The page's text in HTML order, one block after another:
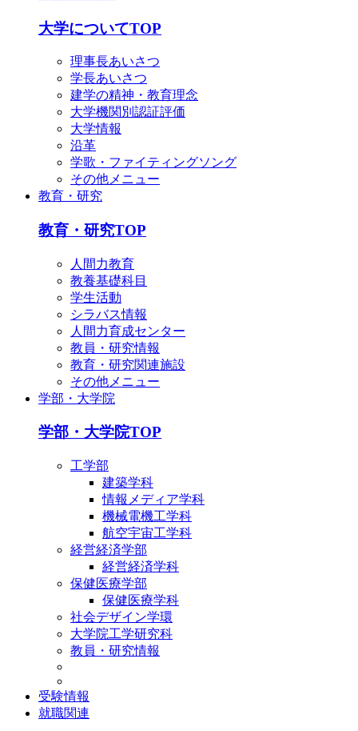
大学についてTOP
理事長あいさつ
学長あいさつ
建学の精神・教育理念
大学機関別認証評価
大学情報
沿革
学歌・ファイティングソング
その他メニュー
教育・研究
教育・研究TOP
人間力教育
教養基礎科目
学生活動
シラバス情報
人間力育成センター
教員・研究情報
教育・研究関連施設
その他メニュー
学部・大学院
学部・大学院TOP
工学部
建築学科
情報メディア学科
機械電機工学科
航空宇宙工学科
経営経済学部
経営経済学科
保健医療学部
保健医療学科
社会デザイン学環
大学院工学研究科
教員・研究情報
受験情報
就職関連